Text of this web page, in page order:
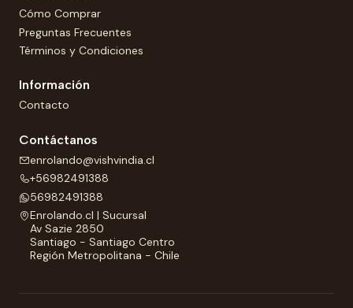
Cómo Comprar
Preguntas Frecuentes
Términos y Condiciones
Información
Contacto
Contáctanos
enrolando@vishvindia.cl
+56982491388
56982491388
Enrolando.cl | Sucursal
Av Sazie 2850
Santiago - Santiago Centro
Región Metropolitana - Chile